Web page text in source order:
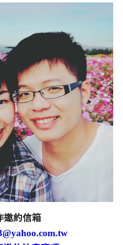
邀約信箱